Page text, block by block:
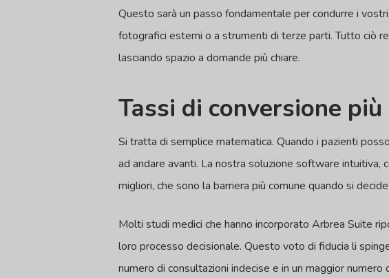
Questo sarà un passo fondamentale per condurre i
fotografici esterni o a strumenti di terze parti. Tutto ciò
lasciando spazio a domande più chiare.
Tassi di conversione
Si tratta di semplice matematica. Quando i pazienti
ad andare avanti. La nostra soluzione software intuitiva,
migliori, che sono la barriera più comune quando si
Molti studi medici che hanno incorporato Arbrea Suite
loro processo decisionale. Questo voto di fiducia li
numero di consultazioni indecise e in un maggior